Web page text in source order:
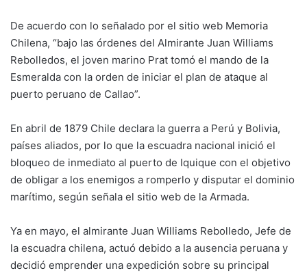
De acuerdo con lo señalado por el sitio web Memoria
Chilena, “bajo las órdenes del Almirante Juan Williams
Rebolledos, el joven marino Prat tomó el mando de la
Esmeralda con la orden de iniciar el plan de ataque al
puerto peruano de Callao”.
En abril de 1879 Chile declara la guerra a Perú y Bolivia,
países aliados, por lo que la escuadra nacional inició el
bloqueo de inmediato al puerto de Iquique con el objetivo
de obligar a los enemigos a romperlo y disputar el dominio
marítimo, según señala el sitio web de la Armada.
Ya en mayo, el almirante Juan Williams Rebolledo, Jefe de
la escuadra chilena, actuó debido a la ausencia peruana y
decidió emprender una expedición sobre su principal